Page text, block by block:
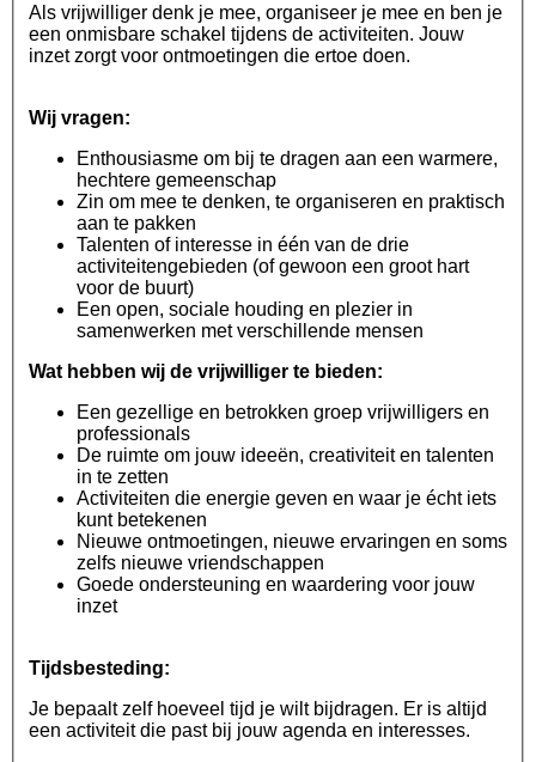
Als vrijwilliger denk je mee, organiseer je mee en ben je
een onmisbare schakel tijdens de activiteiten. Jouw
inzet zorgt voor ontmoetingen die ertoe doen.
Wij vragen:
Enthousiasme om bij te dragen aan een warmere,
hechtere gemeenschap
Zin om mee te denken, te organiseren en praktisch
aan te pakken
Talenten of interesse in één van de drie
activiteitengebieden (of gewoon een groot hart
voor de buurt)
Een open, sociale houding en plezier in
samenwerken met verschillende mensen
Wat hebben wij de vrijwilliger te bieden:
Een gezellige en betrokken groep vrijwilligers en
professionals
De ruimte om jouw ideeën, creativiteit en talenten
in te zetten
Activiteiten die energie geven en waar je écht iets
kunt betekenen
Nieuwe ontmoetingen, nieuwe ervaringen en soms
zelfs nieuwe vriendschappen
Goede ondersteuning en waardering voor jouw
inzet
Tijdsbesteding:
Je bepaalt zelf hoeveel tijd je wilt bijdragen. Er is altijd
een activiteit die past bij jouw agenda en interesses.